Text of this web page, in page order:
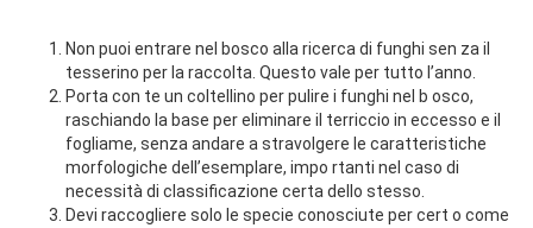
Non puoi entrare nel bosco alla ricerca di funghi sen za il
tesserino per la raccolta. Questo vale per tutto l’anno.
Porta con te un coltellino per pulire i funghi nel b osco,
raschiando la base per eliminare il terriccio in eccesso e il
fogliame, senza andare a stravolgere le caratteristiche
morfologiche dell’esemplare, impo rtanti nel caso di
necessità di classificazione certa dello stesso.
Devi raccogliere solo le specie conosciute per cert o come